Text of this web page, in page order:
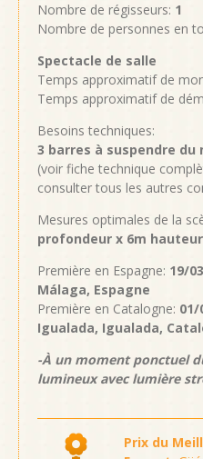
Nombre de régisseurs: 1
Nombre de personnes en
Spectacle de salle
Temps approximatif de
Temps approximatif de
Besoins techniques:
3 barres à suspendre du
(voir fiche technique
consulter tous les autres
Mesures optimales de la
profondeur x 6m hauteur
Première en Espagne: 19/
Málaga, Espagne
Première en Catalogne:
Igualada, Igualada,
-À un moment ponctuel
lumineux avec lumière
Prix du